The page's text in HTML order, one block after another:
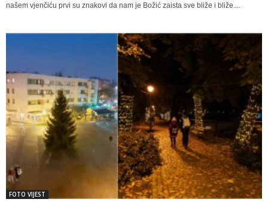
našem vjenčiću prvi su znakovi da nam je Božić zaista sve bliže i bliže....
FOTO VIJEST